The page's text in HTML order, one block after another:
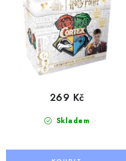
Skladem
269 Kč